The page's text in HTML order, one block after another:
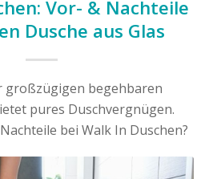
Vor- & Nachteile
Dusche aus Glas
großzügigen begehbaren
pures Duschvergnügen.
bei Walk In Duschen?